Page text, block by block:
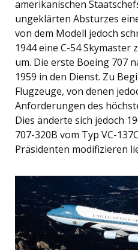
amerikanischen
ungeklärten Absturzes
von dem Modell jedoch
1944 eine C-54 Skymaster
um. Die erste Boeing 707
1959 in den Dienst. Zu
Flugzeuge, von denen
Anforderungen des
Dies änderte sich jedoch
707-320B vom Typ VC-
Präsidenten modifizieren